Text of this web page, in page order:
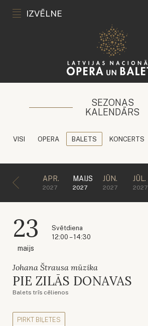
IZVĒLNE
SEZONAS
KALENDĀRS
VISI OPERA BALETS KONCERTS
APR.
2027
MAIJS
2027
JŪN.
2027
JŪL.
2027
23
maijs
Svētdiena
12:00 – 14:30
Johana Štrausa mūzika
PIE ZILĀS DONAVAS
Balets trīs cēlienos
PIRKT BIĻETES